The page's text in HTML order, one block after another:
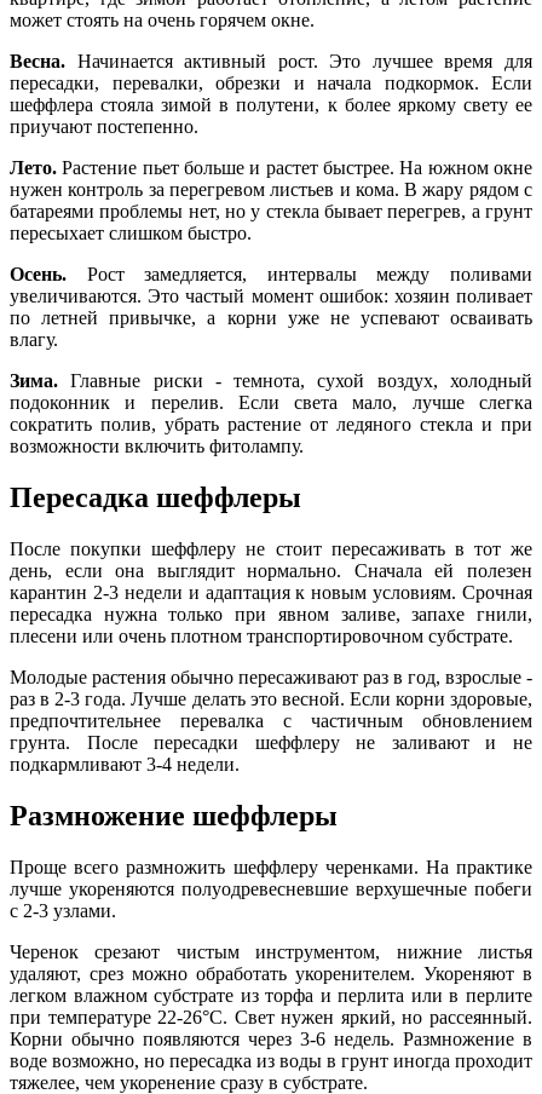
может стоять на очень горячем окне.
Весна. Начинается активный рост. Это лучшее время для
пересадки, перевалки, обрезки и начала подкормок. Если
шеффлера стояла зимой в полутени, к более яркому свету ее
приучают постепенно.
Лето. Растение пьет больше и растет быстрее. На южном окне
нужен контроль за перегревом листьев и кома. В жару рядом с
батареями проблемы нет, но у стекла бывает перегрев, а грунт
пересыхает слишком быстро.
Осень. Рост замедляется, интервалы между поливами
увеличиваются. Это частый момент ошибок: хозяин поливает
по летней привычке, а корни уже не успевают осваивать
влагу.
Зима. Главные риски - темнота, сухой воздух, холодный
подоконник и перелив. Если света мало, лучше слегка
сократить полив, убрать растение от ледяного стекла и при
возможности включить фитолампу.
Пересадка шеффлеры
После покупки шеффлеру не стоит пересаживать в тот же
день, если она выглядит нормально. Сначала ей полезен
карантин 2-3 недели и адаптация к новым условиям. Срочная
пересадка нужна только при явном заливе, запахе гнили,
плесени или очень плотном транспортировочном субстрате.
Молодые растения обычно пересаживают раз в год, взрослые -
раз в 2-3 года. Лучше делать это весной. Если корни здоровые,
предпочтительнее перевалка с частичным обновлением
грунта. После пересадки шеффлеру не заливают и не
подкармливают 3-4 недели.
Размножение шеффлеры
Проще всего размножить шеффлеру черенками. На практике
лучше укореняются полуодревесневшие верхушечные побеги
с 2-3 узлами.
Черенок срезают чистым инструментом, нижние листья
удаляют, срез можно обработать укоренителем. Укореняют в
легком влажном субстрате из торфа и перлита или в перлите
при температуре 22-26°C. Свет нужен яркий, но рассеянный.
Корни обычно появляются через 3-6 недель. Размножение в
воде возможно, но пересадка из воды в грунт иногда проходит
тяжелее, чем укоренение сразу в субстрате.